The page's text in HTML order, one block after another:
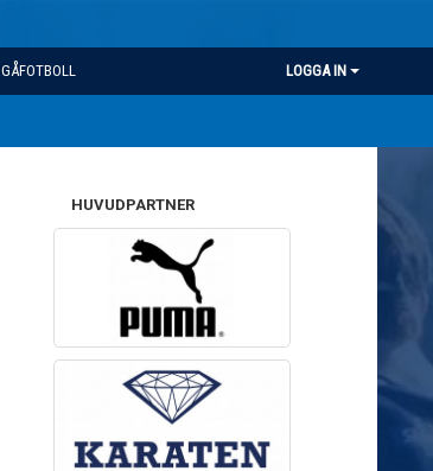
GÅFOTBOLL LOGGA IN
HUVUDPARTNER